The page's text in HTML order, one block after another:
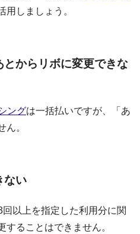
用しましょう。
からリボに変更できな
ングは一括払いですが、「あ
ん。
ない
回以上を指定した利用分に関
することはできません。